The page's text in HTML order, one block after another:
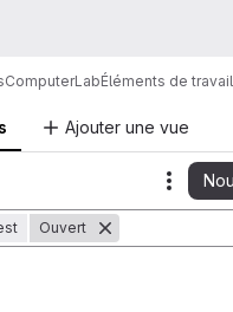
ComputerLabÉléments de travail
Ajouter une vue
Actions
Ouvert